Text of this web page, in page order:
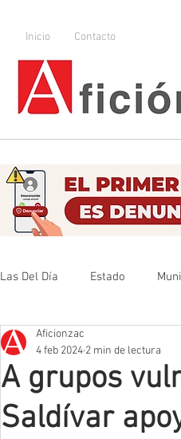
Inicio Contacto
Las Del Día Estado
Que no se olvide
Mineros LNBP
A grupos
Saldívar
Aficionzac
4 feb 2024 2 min de lectura